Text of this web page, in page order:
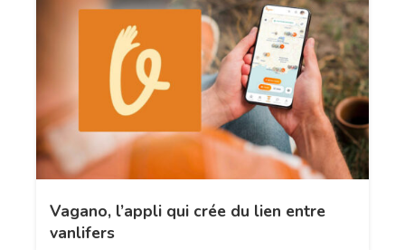
Vagano, l’appli qui crée du lien entre
vanlifers